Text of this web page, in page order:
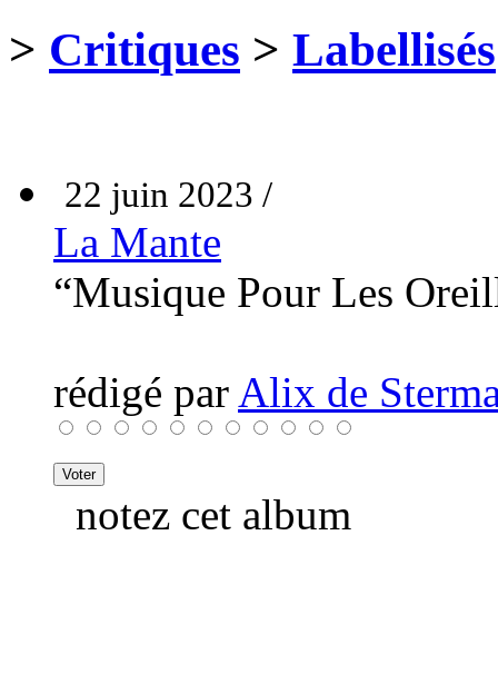
> Critiques > Labellisés
22 juin 2023 /
La Mante
“Musique Pour Les
rédigé par Alix de
notez cet album